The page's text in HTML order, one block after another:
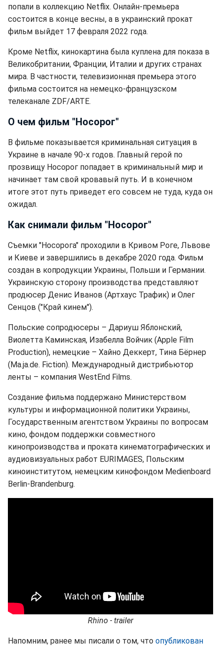
попали в коллекцию Netflix. Онлайн-премьера
состоится в конце весны, а в украинский прокат
фильм выйдет 17 февраля 2022 года.
Кроме Netflix, кинокартина была куплена для показа в
Великобритании, Франции, Италии и других странах
мира. В частности, телевизионная премьера этого
фильма состоится на немецко-французском
телеканале ZDF/ARTE.
О чем фильм "Носорог"
В фильме показывается криминальная ситуация в
Украине в начале 90-х годов. Главный герой по
прозвищу Носорог попадает в криминальный мир и
начинает там свой кровавый путь. И в конечном
итоге этот путь приведет его совсем не туда, куда он
ожидал.
Как снимали фильм "Носорог"
Съемки "Носорога" проходили в Кривом Роге, Львове
и Киеве и завершились в декабре 2020 года. Фильм
создан в копродукции Украины, Польши и Германии.
Украинскую сторону производства представляют
продюсер Денис Иванов (Артхаус Трафик) и Олег
Сенцов ("Край кинем").
Польские сопродюсеры – Дариуш Яблонский,
Виолетта Каминская, Изабелла Войчик (Apple Film
Production), немецкие – Хайно Деккерт, Тина Бёрнер
(Ma.ja.de. Fiction). Международный дистрибьютор
ленты – компания WestEnd Films.
Создание фильма поддержано Министерством
культуры и информационной политики Украины,
Государственным агентством Украины по вопросам
кино, фондом поддержки совместного
кинопроизводства и проката кинематографических и
аудиовизуальных работ EURIMAGES, Польским
киноинститутом, немецким кинофондом Medienboard
Berlin-Brandenburg.
Rhino - trailer
Напомним, ранее мы писали о том, что опубликован